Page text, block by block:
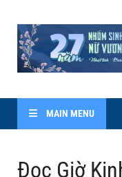
MAIN MENU
Đọc Giờ